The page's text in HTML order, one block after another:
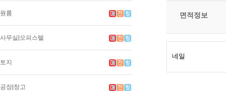
원룸
사무실|오피스텔
토지
공장|창고
면적정보